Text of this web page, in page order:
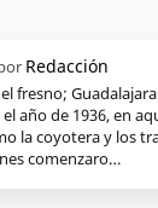
fresno;
año de 1936, en
la coyotera y los
comenzaro…